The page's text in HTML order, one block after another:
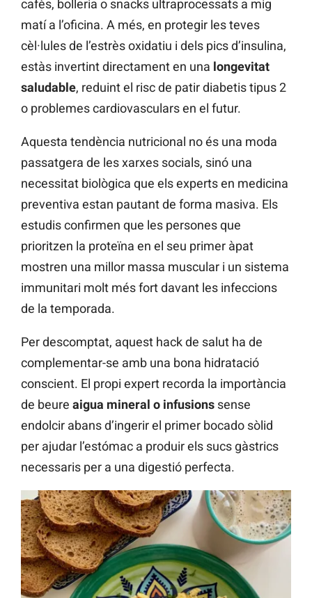
cafès, bolleria o snacks ultraprocessats a mig
matí a l’oficina. A més, en protegir les teves
cèl·lules de l’estrès oxidatiu i dels pics d’insulina,
estàs invertint directament en una longevitat
saludable, reduint el risc de patir diabetis tipus 2
o problemes cardiovasculars en el futur.
Aquesta tendència nutricional no és una moda
passatgera de les xarxes socials, sinó una
necessitat biològica que els experts en medicina
preventiva estan pautant de forma masiva. Els
estudis confirmen que les persones que
prioritzen la proteïna en el seu primer àpat
mostren una millor massa muscular i un sistema
immunitari molt més fort davant les infeccions
de la temporada.
Per descomptat, aquest hack de salut ha de
complementar-se amb una bona hidratació
conscient. El propi expert recorda la importància
de beure aigua mineral o infusions sense
endolcir abans d’ingerir el primer bocado sòlid
per ajudar l’estómac a produir els sucs gàstrics
necessaris per a una digestió perfecta.